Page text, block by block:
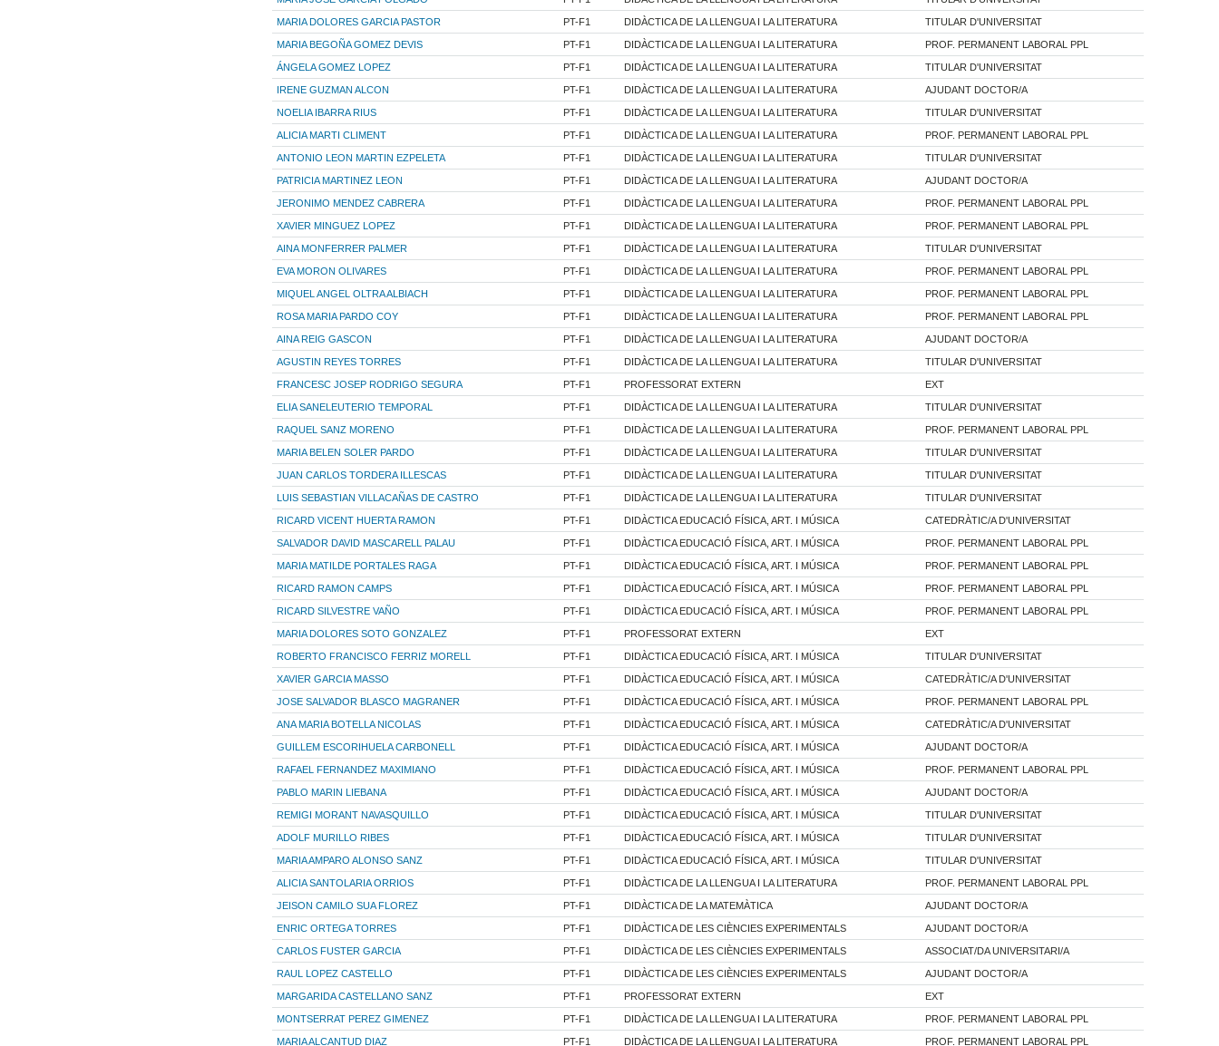
MARIA DOLORES GARCIA PASTOR PT-F1 DIDÀCTICA DE LA LLENGUA I LA LITERATURA TITULAR D'UNIVERSITAT
MARIA BEGOÑA GOMEZ DEVIS PT-F1 DIDÀCTICA DE LA LLENGUA I LA LITERATURA PROF. PERMANENT LABORAL PPL
ÁNGELA GOMEZ LOPEZ PT-F1 DIDÀCTICA DE LA LLENGUA I LA LITERATURA TITULAR D'UNIVERSITAT
IRENE GUZMAN ALCON PT-F1 DIDÀCTICA DE LA LLENGUA I LA LITERATURA AJUDANT DOCTOR/A
NOELIA IBARRA RIUS PT-F1 DIDÀCTICA DE LA LLENGUA I LA LITERATURA TITULAR D'UNIVERSITAT
ALICIA MARTI CLIMENT PT-F1 DIDÀCTICA DE LA LLENGUA I LA LITERATURA PROF. PERMANENT LABORAL PPL
ANTONIO LEON MARTIN EZPELETA PT-F1 DIDÀCTICA DE LA LLENGUA I LA LITERATURA TITULAR D'UNIVERSITAT
PATRICIA MARTINEZ LEON PT-F1 DIDÀCTICA DE LA LLENGUA I LA LITERATURA AJUDANT DOCTOR/A
JERONIMO MENDEZ CABRERA PT-F1 DIDÀCTICA DE LA LLENGUA I LA LITERATURA PROF. PERMANENT LABORAL PPL
XAVIER MINGUEZ LOPEZ PT-F1 DIDÀCTICA DE LA LLENGUA I LA LITERATURA PROF. PERMANENT LABORAL PPL
AINA MONFERRER PALMER PT-F1 DIDÀCTICA DE LA LLENGUA I LA LITERATURA TITULAR D'UNIVERSITAT
EVA MORON OLIVARES PT-F1 DIDÀCTICA DE LA LLENGUA I LA LITERATURA PROF. PERMANENT LABORAL PPL
MIQUEL ANGEL OLTRA ALBIACH PT-F1 DIDÀCTICA DE LA LLENGUA I LA LITERATURA PROF. PERMANENT LABORAL PPL
ROSA MARIA PARDO COY PT-F1 DIDÀCTICA DE LA LLENGUA I LA LITERATURA PROF. PERMANENT LABORAL PPL
AINA REIG GASCON PT-F1 DIDÀCTICA DE LA LLENGUA I LA LITERATURA AJUDANT DOCTOR/A
AGUSTIN REYES TORRES PT-F1 DIDÀCTICA DE LA LLENGUA I LA LITERATURA TITULAR D'UNIVERSITAT
FRANCESC JOSEP RODRIGO SEGURA PT-F1 PROFESSORAT EXTERN EXT
ELIA SANELEUTERIO TEMPORAL PT-F1 DIDÀCTICA DE LA LLENGUA I LA LITERATURA TITULAR D'UNIVERSITAT
RAQUEL SANZ MORENO PT-F1 DIDÀCTICA DE LA LLENGUA I LA LITERATURA PROF. PERMANENT LABORAL PPL
MARIA BELEN SOLER PARDO PT-F1 DIDÀCTICA DE LA LLENGUA I LA LITERATURA TITULAR D'UNIVERSITAT
JUAN CARLOS TORDERA ILLESCAS PT-F1 DIDÀCTICA DE LA LLENGUA I LA LITERATURA TITULAR D'UNIVERSITAT
LUIS SEBASTIAN VILLACAÑAS DE CASTRO PT-F1 DIDÀCTICA DE LA LLENGUA I LA LITERATURA TITULAR D'UNIVERSITAT
RICARD VICENT HUERTA RAMON PT-F1 DIDÀCTICA EDUCACIÓ FÍSICA, ART. I MÚSICA CATEDRÀTIC/A D'UNIVERSITAT
SALVADOR DAVID MASCARELL PALAU PT-F1 DIDÀCTICA EDUCACIÓ FÍSICA, ART. I MÚSICA PROF. PERMANENT LABORAL PPL
MARIA MATILDE PORTALES RAGA PT-F1 DIDÀCTICA EDUCACIÓ FÍSICA, ART. I MÚSICA PROF. PERMANENT LABORAL PPL
RICARD RAMON CAMPS PT-F1 DIDÀCTICA EDUCACIÓ FÍSICA, ART. I MÚSICA PROF. PERMANENT LABORAL PPL
RICARD SILVESTRE VAÑO PT-F1 DIDÀCTICA EDUCACIÓ FÍSICA, ART. I MÚSICA PROF. PERMANENT LABORAL PPL
MARIA DOLORES SOTO GONZALEZ PT-F1 PROFESSORAT EXTERN EXT
ROBERTO FRANCISCO FERRIZ MORELL PT-F1 DIDÀCTICA EDUCACIÓ FÍSICA, ART. I MÚSICA TITULAR D'UNIVERSITAT
XAVIER GARCIA MASSO PT-F1 DIDÀCTICA EDUCACIÓ FÍSICA, ART. I MÚSICA CATEDRÀTIC/A D'UNIVERSITAT
JOSE SALVADOR BLASCO MAGRANER PT-F1 DIDÀCTICA EDUCACIÓ FÍSICA, ART. I MÚSICA PROF. PERMANENT LABORAL PPL
ANA MARIA BOTELLA NICOLAS PT-F1 DIDÀCTICA EDUCACIÓ FÍSICA, ART. I MÚSICA CATEDRÀTIC/A D'UNIVERSITAT
GUILLEM ESCORIHUELA CARBONELL PT-F1 DIDÀCTICA EDUCACIÓ FÍSICA, ART. I MÚSICA AJUDANT DOCTOR/A
RAFAEL FERNANDEZ MAXIMIANO PT-F1 DIDÀCTICA EDUCACIÓ FÍSICA, ART. I MÚSICA PROF. PERMANENT LABORAL PPL
PABLO MARIN LIEBANA PT-F1 DIDÀCTICA EDUCACIÓ FÍSICA, ART. I MÚSICA AJUDANT DOCTOR/A
REMIGI MORANT NAVASQUILLO PT-F1 DIDÀCTICA EDUCACIÓ FÍSICA, ART. I MÚSICA TITULAR D'UNIVERSITAT
ADOLF MURILLO RIBES PT-F1 DIDÀCTICA EDUCACIÓ FÍSICA, ART. I MÚSICA TITULAR D'UNIVERSITAT
MARIA AMPARO ALONSO SANZ PT-F1 DIDÀCTICA EDUCACIÓ FÍSICA, ART. I MÚSICA TITULAR D'UNIVERSITAT
ALICIA SANTOLARIA ORRIOS PT-F1 DIDÀCTICA DE LA LLENGUA I LA LITERATURA PROF. PERMANENT LABORAL PPL
JEISON CAMILO SUA FLOREZ PT-F1 DIDÀCTICA DE LA MATEMÀTICA AJUDANT DOCTOR/A
ENRIC ORTEGA TORRES PT-F1 DIDÀCTICA DE LES CIÈNCIES EXPERIMENTALS AJUDANT DOCTOR/A
CARLOS FUSTER GARCIA PT-F1 DIDÀCTICA DE LES CIÈNCIES EXPERIMENTALS ASSOCIAT/DA UNIVERSITARI/A
RAUL LOPEZ CASTELLO PT-F1 DIDÀCTICA DE LES CIÈNCIES EXPERIMENTALS AJUDANT DOCTOR/A
MARGARIDA CASTELLANO SANZ PT-F1 PROFESSORAT EXTERN EXT
MONTSERRAT PEREZ GIMENEZ PT-F1 DIDÀCTICA DE LA LLENGUA I LA LITERATURA PROF. PERMANENT LABORAL PPL
MARIA ALCANTUD DIAZ PT-F1 DIDÀCTICA DE LA LLENGUA I LA LITERATURA PROF. PERMANENT LABORAL PPL